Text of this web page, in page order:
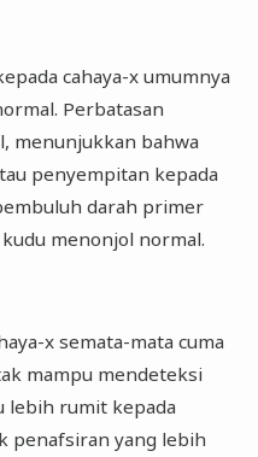
cahaya-x umumnya
Perbatasan
menunjukkan bahwa
penyempitan kepada
darah primer
menonjol normal.
x semata-mata cuma
mampu mendeteksi
lebih rumit kepada
penafsiran yang lebih